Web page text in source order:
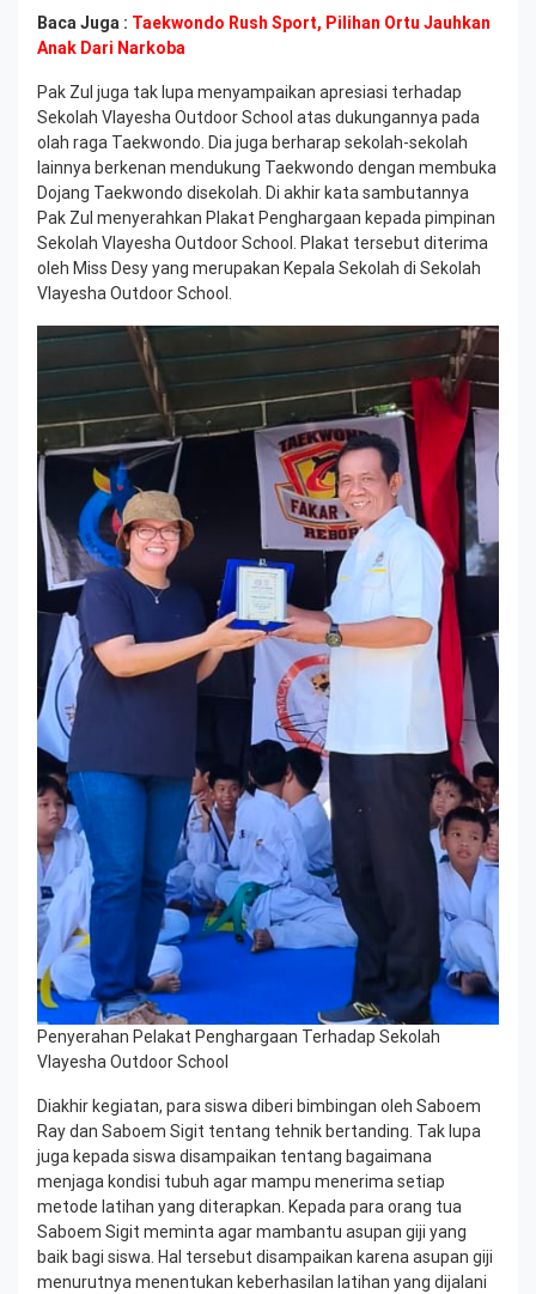
Baca Juga : Taekwondo Rush Sport, Pilihan Ortu Jauhkan
Anak Dari Narkoba
Pak Zul juga tak lupa menyampaikan apresiasi terhadap
Sekolah Vlayesha Outdoor School atas dukungannya pada
olah raga Taekwondo. Dia juga berharap sekolah-sekolah
lainnya berkenan mendukung Taekwondo dengan membuka
Dojang Taekwondo disekolah. Di akhir kata sambutannya
Pak Zul menyerahkan Plakat Penghargaan kepada pimpinan
Sekolah Vlayesha Outdoor School. Plakat tersebut diterima
oleh Miss Desy yang merupakan Kepala Sekolah di Sekolah
Vlayesha Outdoor School.
Penyerahan Pelakat Penghargaan Terhadap Sekolah
Vlayesha Outdoor School
Diakhir kegiatan, para siswa diberi bimbingan oleh Saboem
Ray dan Saboem Sigit tentang tehnik bertanding. Tak lupa
juga kepada siswa disampaikan tentang bagaimana
menjaga kondisi tubuh agar mampu menerima setiap
metode latihan yang diterapkan. Kepada para orang tua
Saboem Sigit meminta agar mambantu asupan giji yang
baik bagi siswa. Hal tersebut disampaikan karena asupan giji
menurutnya menentukan keberhasilan latihan yang dijalani